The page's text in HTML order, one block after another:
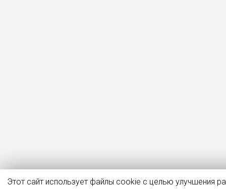
Этот сайт использует файлы cookie с целью улучшения